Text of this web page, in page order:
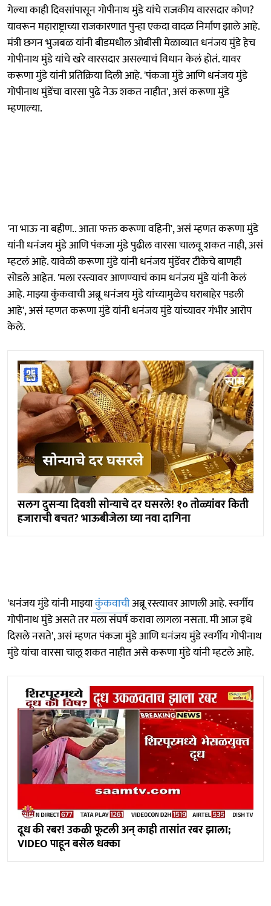
गेल्या काही दिवसांपासून गोपीनाथ मुंडे यांचे राजकीय वारसदार कोण?
यावरून महाराष्ट्राच्या राजकारणात पुन्हा एकदा वादळ निर्माण झाले आहे.
मंत्री छगन भुजबळ यांनी बीडमधील ओबीसी मेळाव्यात धनंजय मुंडे हेच
गोपीनाथ मुंडे यांचे खरे वारसदार असल्याचं विधान केलं होतं. यावर
करूणा मुंडे यांनी प्रतिक्रिया दिली आहे. 'पंकजा मुंडे आणि धनंजय मुंडे
गोपीनाथ मुंडेंचा वारसा पुढे नेऊ शकत नाहीत', असं करूणा मुंडे
म्हणाल्या.
'ना भाऊ ना बहीण.. आता फक्त करूणा वहिनी', असं म्हणत करूणा मुंडे
यांनी धनंजय मुंडे आणि पंकजा मुंडे पुढील वारसा चालवू शकत नाही, असं
म्हटलं आहे. यावेळी करूणा मुंडे यांनी धनंजय मुंडेंवर टीकेचे बाणही
सोडले आहेत. 'मला रस्त्यावर आणण्याचं काम धनंजय मुंडे यांनी केलं
आहे. माझ्या कुंकवाची अब्रू धनंजय मुंडे यांच्यामुळेच घराबाहेर पडली
आहे', असं म्हणत करूणा मुंडे यांनी धनंजय मुंडे यांच्यावर गंभीर आरोप
केले.
सलग दुसऱ्या दिवशी सोन्याचे दर घसरले! १० तोळ्यांवर किती
हजाराची बचत? भाऊबीजेला घ्या नवा दागिना
'धनंजय मुंडे यांनी माझ्याकुंकवाचीअब्रू रस्त्यावर आणली आहे. स्वर्गीय
गोपीनाथ मुंडे असते तर मला संघर्ष करावा लागला नसता. मी आज इथे
दिसले नसते', असं म्हणत पंकजा मुंडे आणि धनंजय मुंडे स्वर्गीय गोपीनाथ
मुंडे यांचा वारसा चालू शकत नाहीत असे करूणा मुंडे यांनी म्हटले आहे.
दूध की रबर! उकळी फूटली अन् काही तासांत रबर झाला;
VIDEO पाहून बसेल धक्का